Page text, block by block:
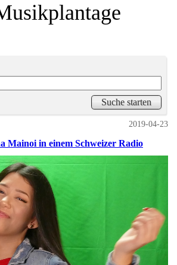
2019-04-23
Mainoi in einem Schweizer Radio